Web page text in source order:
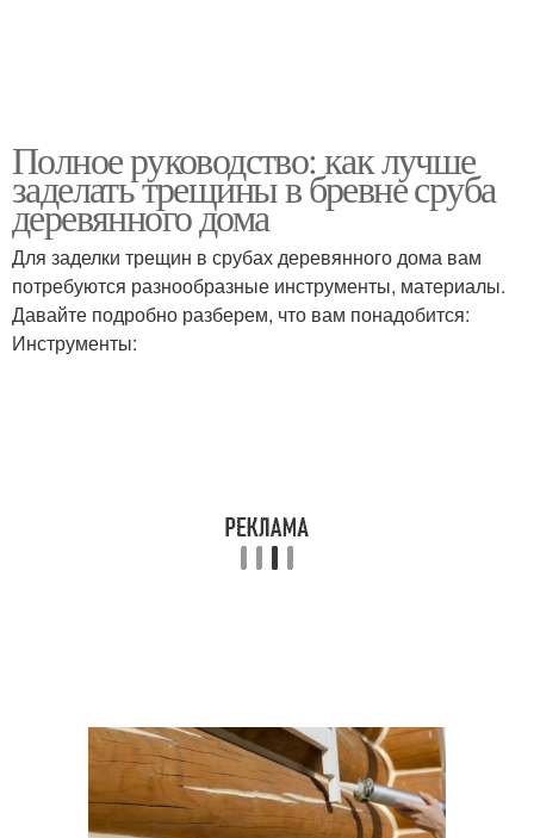
Полное руководство: как лучше
заделать трещины в бревне сруба
деревянного дома
Для заделки трещин в срубах деревянного дома вам
потребуются разнообразные инструменты, материалы.
Давайте подробно разберем, что вам понадобится:
Инструменты: